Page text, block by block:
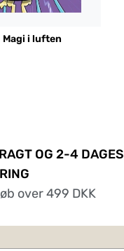
Magi i luften
OG 2-4 DAGES
over 499 DKK